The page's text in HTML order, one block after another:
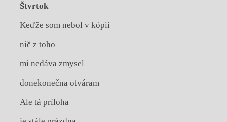
Štvrtok
Keďže som nebol v kópii
nič z toho
mi nedáva zmysel
donekonečna otváram
Ale tá príloha